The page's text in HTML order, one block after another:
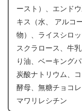
ースト）、エンド
キス（水、 アルコ
物）、ライスシロ
スクラロース、牛
り油、ベーキング
炭酸ナトリウム、
酵母、無糖チョコ
マワリレシチン